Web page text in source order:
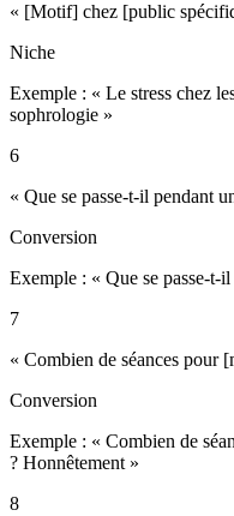
« [Motif] chez [public
Niche
Exemple : « Le stress chez
sophrologie »
6
« Que se passe-t-il pendant
Conversion
Exemple : « Que se passe-t-
7
« Combien de séances pour
Conversion
Exemple : « Combien de
? Honnêtement »
8